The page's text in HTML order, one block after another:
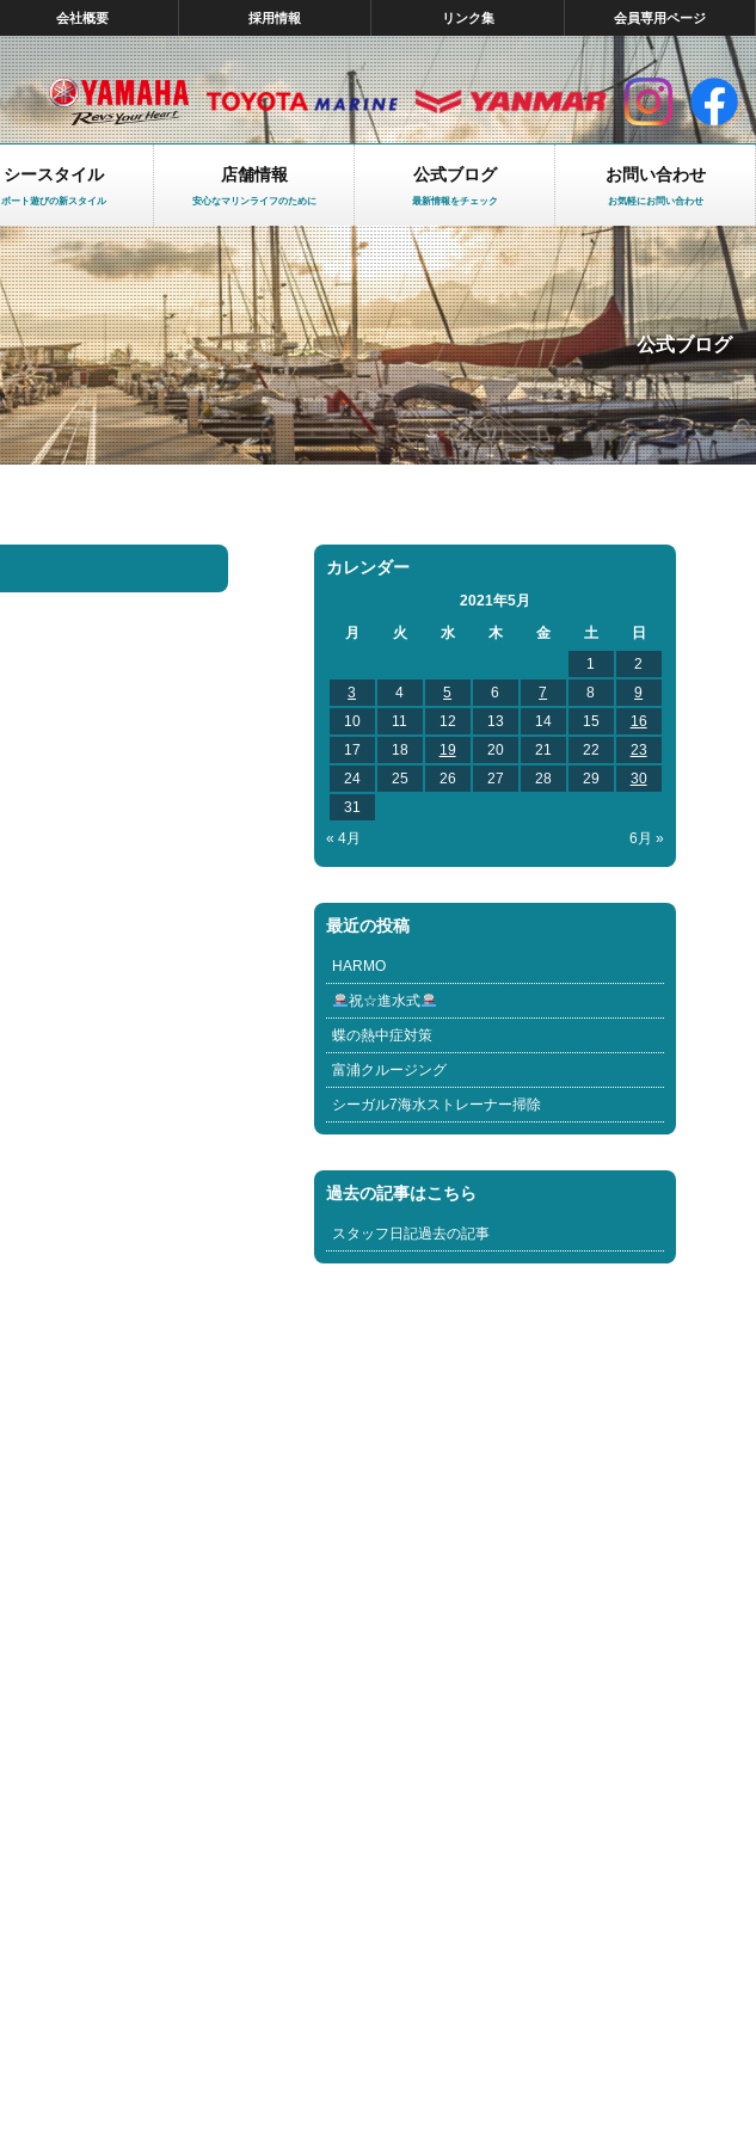
会社概要 採用情報 リンク集 会員専用ページ
シースタイル
ボート遊びの新スタイル
店舗情報
安心なマリンライフのために
公式ブログ
最新情報をチェック
お問い合わせ
お気軽にお問い合わせ
公式ブログ
カレンダー
2021年5月
月
火 水 木 金 土
日
1
2
3
4 5 6 7 8
9
10
11 12 13 14 15
16
17
18 19 20 21 22
23
24
25 26 27 28 29
30
31
« 4月
6月 »
最近の投稿
HARMO
祝☆進水式
蝶の熱中症対策
富浦クルージング
シーガル7海水ストレーナー掃除
過去の記事はこちら
スタッフ日記過去の記事